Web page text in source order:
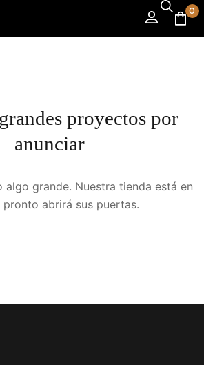
0
proyectos por
anunciar
algo grande. Nuestra tienda está en
pronto abrirá sus puertas.